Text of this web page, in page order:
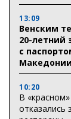
13:09
Венским
20-летний
с
Македонии
10:20
В
отказались